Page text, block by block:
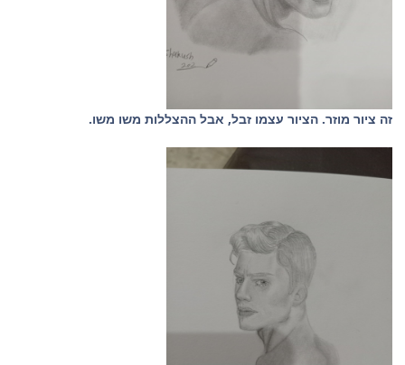
זה ציור מוזר. הציור עצמו זבל, אבל ההצללות משו משו.